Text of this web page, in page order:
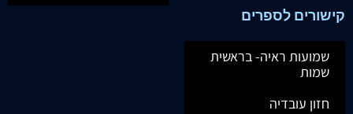
קישורים לספרים
שמועות ראיה- בראשית
שמות
חזון עובדיה